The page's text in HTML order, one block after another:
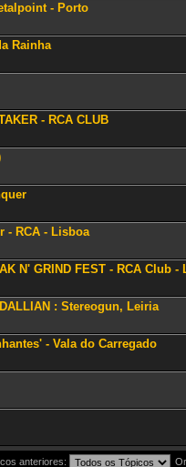
- Porto
Rainha
- RCA CLUB
- RCA - Lisboa
N' GRIND FEST - RCA Club -
: Stereogun, Leiria
- Vala do Carregado
anteriores: